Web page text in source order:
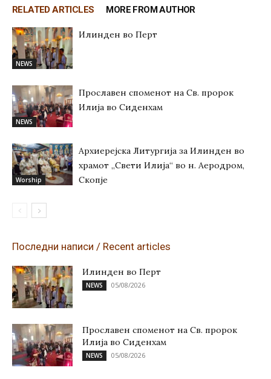
RELATED ARTICLES MORE FROM AUTHOR
NEWS
Илинден во Перт
NEWS
Прославен споменот на Св. пророк
Илија во Сиденхам
Worship
Архиерејска Литургија за Илинден во
храмот „Свети Илија“ во н. Аеродром,
Скопје
Последни написи / Recent articles
Илинден во Перт
NEWS 05/08/2026
Прославен споменот на Св. пророк
Илија во Сиденхам
NEWS 05/08/2026